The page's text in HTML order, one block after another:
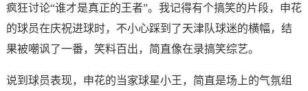
疯狂讨论“谁才是真正的王者”。我记得有个搞笑的片段，申花
的球员在庆祝进球时，不小心踩到了天津队球迷的横幅，结
果被嘲讽了一番，笑料百出，简直像在录搞笑综艺。
说到球员表现，申花的当家球星小王，简直是场上的气氛组